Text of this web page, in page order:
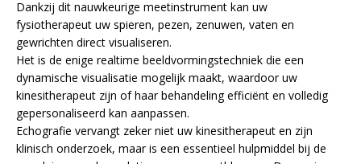
Dankzij dit nauwkeurige meetinstrument kan uw
fysiotherapeut uw spieren, pezen, zenuwen, vaten en
gewrichten direct visualiseren.
Het is de enige realtime beeldvormingstechniek die een
dynamische visualisatie mogelijk maakt, waardoor uw
kinesitherapeut zijn of haar behandeling efficiënt en volledig
gepersonaliseerd kan aanpassen.
Echografie vervangt zeker niet uw kinesitherapeut en zijn
klinisch onderzoek, maar is een essentieel hulpmiddel bij de